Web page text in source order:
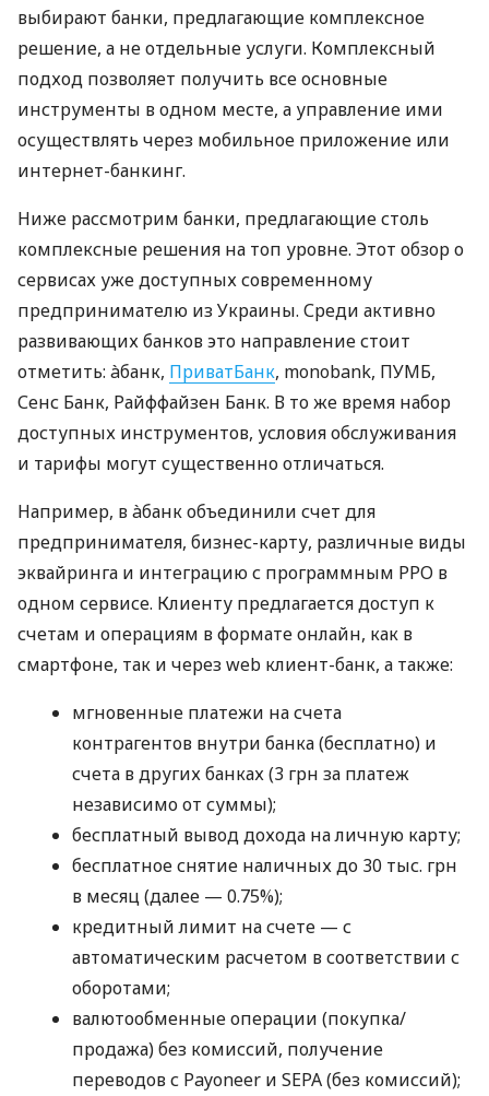
выбирают банки, предлагающие комплексное
решение, а не отдельные услуги. Комплексный
подход позволяет получить все основные
инструменты в одном месте, а управление ими
осуществлять через мобильное приложение или
интернет-банкинг.
Ниже рассмотрим банки, предлагающие столь
комплексные решения на топ уровне. Этот обзор о
сервисах уже доступных современному
предпринимателю из Украины. Среди активно
развивающих банков это направление стоит
отметить: àбанк, ПриватБанк, monobank, ПУМБ,
Сенс Банк, Райффайзен Банк. В то же время набор
доступных инструментов, условия обслуживания
и тарифы могут существенно отличаться.
Например, в àбанк объединили счет для
предпринимателя, бизнес-карту, различные виды
эквайринга и интеграцию с программным РРО в
одном сервисе. Клиенту предлагается доступ к
счетам и операциям в формате онлайн, как в
смартфоне, так и через web клиент-банк, а также:
мгновенные платежи на счета
контрагентов внутри банка (бесплатно) и
счета в других банках (3 грн за платеж
независимо от суммы);
бесплатный вывод дохода на личную карту;
бесплатное снятие наличных до 30 тыс. грн
в месяц (далее — 0.75%);
кредитный лимит на счете — с
автоматическим расчетом в соответствии с
оборотами;
валютообменные операции (покупка/
продажа) без комиссий, получение
переводов с Payoneer и SEPA (без комиссий);